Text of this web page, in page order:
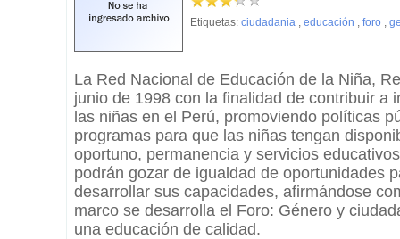
Etiquetas: ciudadania , educación , foro ,
La Red Nacional de Educación de la Niña,
junio de 1998 con la finalidad de contribuir a
las niñas en el Perú, promoviendo políticas
programas para que las niñas tengan
oportuno, permanencia y servicios
podrán gozar de igualdad de oportunidades
desarrollar sus capacidades, afirmándose
marco se desarrolla el Foro: Género y
una educación de calidad.